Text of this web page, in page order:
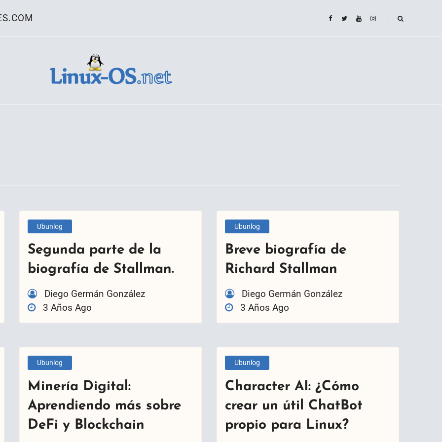
Ubunlog
Segunda parte de la
biografía de Stallman.
Diego Germán González
3 Años Ago
Ubunlog
Breve biografía de
Richard Stallman
Diego Germán González
3 Años Ago
Ubunlog
Minería Digital:
Aprendiendo más sobre
DeFi y Blockchain
Ubunlog
Character AI: ¿Cómo
crear un útil ChatBot
propio para Linux?